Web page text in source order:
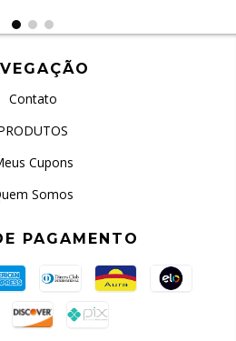
Contato
Cupons
Somos
PAGAMENTO